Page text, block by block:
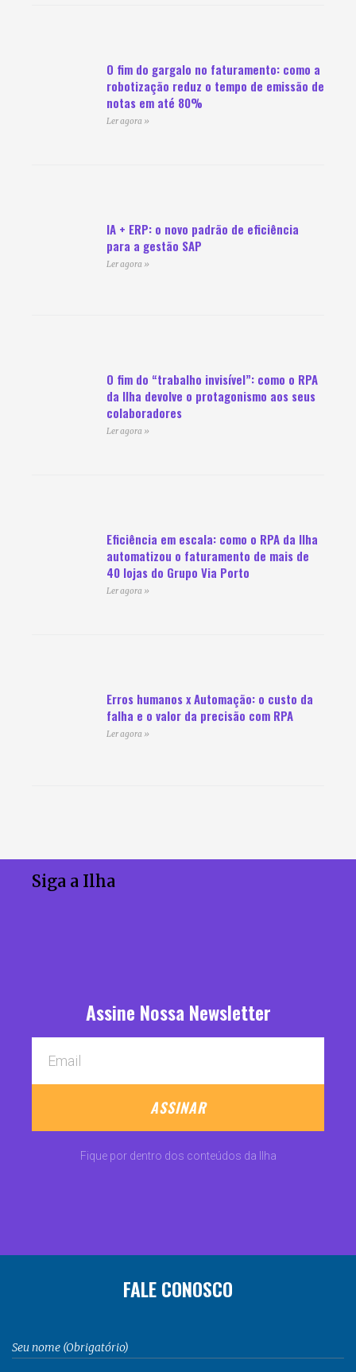
O fim do gargalo no faturamento: como a
robotização reduz o tempo de emissão de
notas em até 80%
Ler agora »
IA + ERP: o novo padrão de eficiência
para a gestão SAP
Ler agora »
O fim do “trabalho invisível”: como o RPA
da Ilha devolve o protagonismo aos seus
colaboradores
Ler agora »
Eficiência em escala: como o RPA da Ilha
automatizou o faturamento de mais de
40 lojas do Grupo Via Porto
Ler agora »
Erros humanos x Automação: o custo da
falha e o valor da precisão com RPA
Ler agora »
Siga a Ilha
Assine Nossa Newsletter
ASSINAR
Fique por dentro dos conteúdos da Ilha
FALE CONOSCO